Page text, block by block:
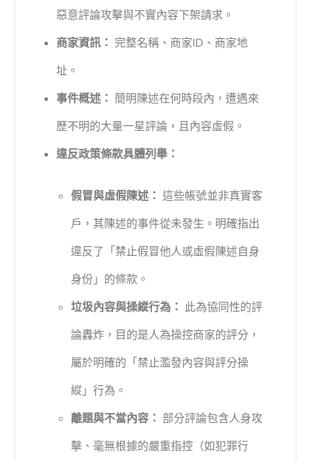
惡意評論攻擊與不實內容下架請求。
商家資訊： 完整名稱、商家ID、商家地
址。
事件概述： 簡明陳述在何時段內，遭遇來
歷不明的大量一星評論，且內容虛假。
違反政策條款具體列舉：
假冒與虛假陳述： 這些帳號並非真實客
戶，其陳述的事件從未發生。明確指出
違反了「禁止假冒他人或虛假陳述自身
身份」的條款。
垃圾內容與操縱行為： 此為協同性的評
論轟炸，目的是人為操控商家的評分，
屬於明確的「禁止濫發內容與評分操
縱」行為。
離題與不當內容： 部分評論包含人身攻
擊、毫無根據的嚴重指控（如犯罪行